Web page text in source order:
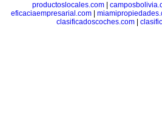
productoslocales.com|
eficaciaempresarial.com
clasificadoscoches.com|